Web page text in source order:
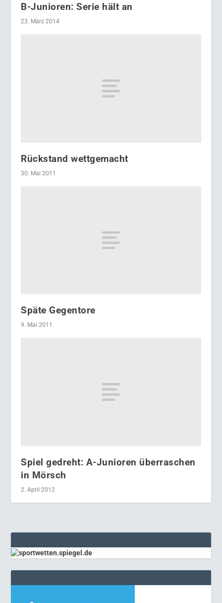
B-Junioren: Serie hält an
23. März 2014
Rückstand wettgemacht
30. Mai 2011
Späte Gegentore
9. Mai 2011
Spiel gedreht: A-Junioren überraschen
in Mörsch
2. April 2012